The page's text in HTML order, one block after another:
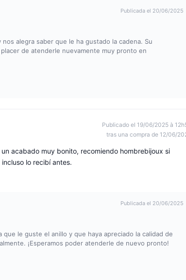
Publicada el 20/06/2025
alegra saber que le ha gustado la cadena. Su
de atenderle nuevamente muy pronto en
Publicado el 19/06/2025 à
tras una compra de 12/06/
acabado muy bonito, recomiendo hombrebijoux si
lo recibí antes.
Publicada el 20/06/2025
le guste el anillo y que haya apreciado la calidad de
¡Esperamos poder atenderle de nuevo pronto!